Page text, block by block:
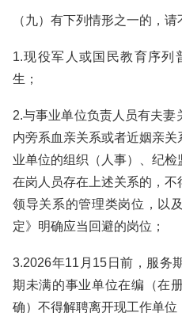
（九）有下列情形之一的，请
1.现役军人或国民教育序列
生；
2.与事业单位负责人员有夫妻
内旁系血亲关系或者近姻亲
业单位的组织（人事）、纪
在岗人员存在上述关系的，
领导关系的管理类岗位，以
定》明确应当回避的岗位；
3.2026年11月15日前，服务
期未满的事业单位在编（在
确）不得解聘离开现工作单位